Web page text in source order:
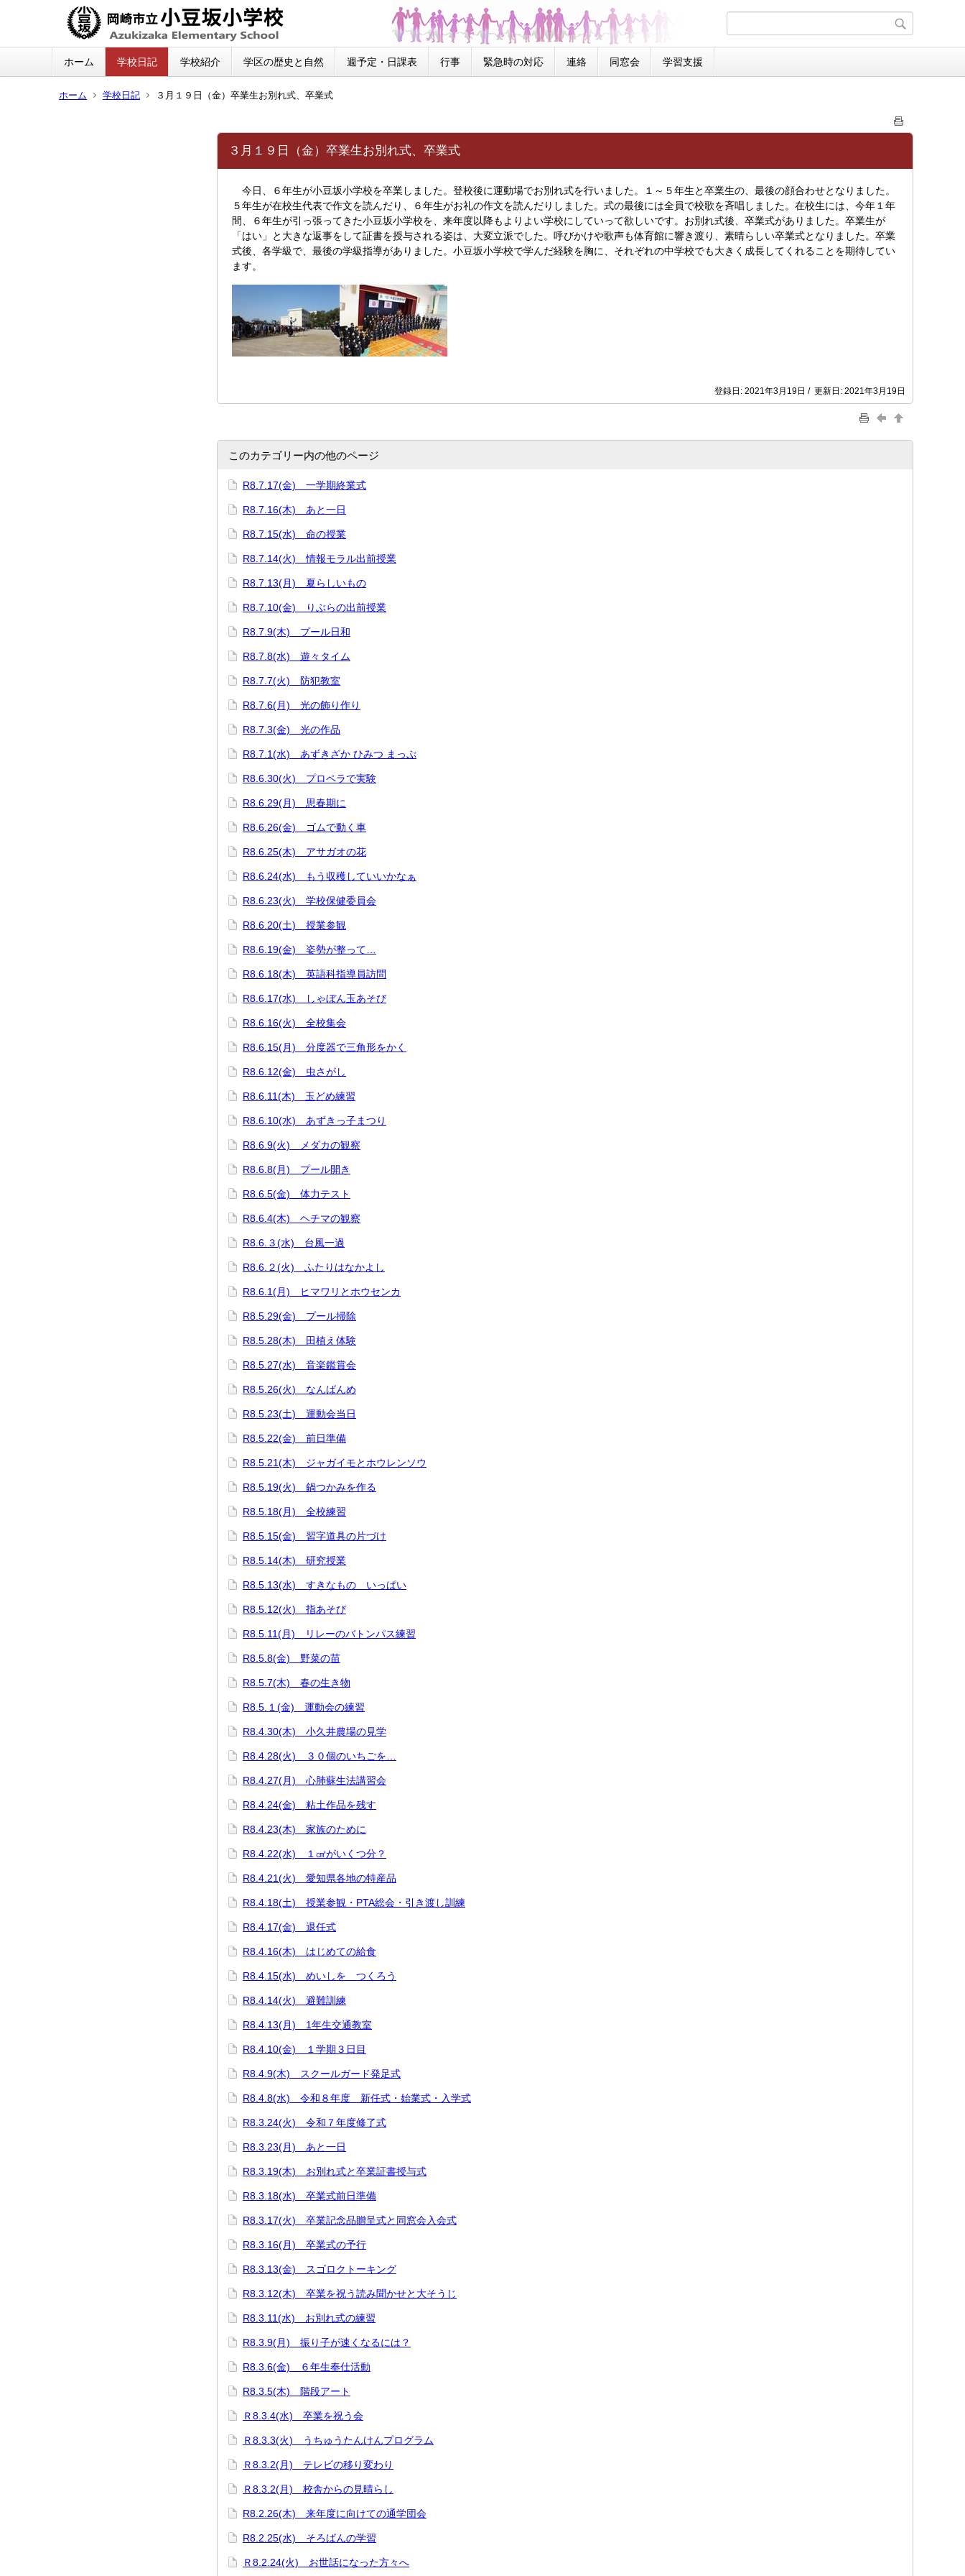
ホーム 学校日記 学校紹介 学区の歴史と自然 週予定・日課表 行事 緊急時の対応 連絡 同窓会 学習支援
ホーム 学校日記 ３月１９日（金）卒業生お別れ式、卒業式
３月１９日（金）卒業生お別れ式、卒業式
今日、６年生が小豆坂小学校を卒業しました。登校後に運動場でお別れ式を行いました。１～５年生と卒業生の、最後の顔合わせとなりました。
５年生が在校生代表で作文を読んだり、６年生がお礼の作文を読んだりしました。式の最後には全員で校歌を斉唱しました。在校生には、今年１年
間、６年生が引っ張ってきた小豆坂小学校を、来年度以降もよりよい学校にしていって欲しいです。お別れ式後、卒業式がありました。卒業生が
「はい」と大きな返事をして証書を授与される姿は、大変立派でした。呼びかけや歌声も体育館に響き渡り、素晴らしい卒業式となりました。卒業
式後、各学級で、最後の学級指導がありました。小豆坂小学校で学んだ経験を胸に、それぞれの中学校でも大きく成長してくれることを期待してい
ます。
登録日: 2021年3月19日 / 更新日: 2021年3月19日
このカテゴリー内の他のページ
R8.7.17(金) 一学期終業式
R8.7.16(木) あと一日
R8.7.15(水) 命の授業
R8.7.14(火) 情報モラル出前授業
R8.7.13(月) 夏らしいもの
R8.7.10(金) りぶらの出前授業
R8.7.9(木) プール日和
R8.7.8(水) 遊々タイム
R8.7.7(火) 防犯教室
R8.7.6(月) 光の飾り作り
R8.7.3(金) 光の作品
R8.7.1(水) あずきざか ひみつ まっぷ
R8.6.30(火) プロペラで実験
R8.6.29(月) 思春期に
R8.6.26(金) ゴムで動く車
R8.6.25(木) アサガオの花
R8.6.24(水) もう収穫していいかなぁ
R8.6.23(火) 学校保健委員会
R8.6.20(土) 授業参観
R8.6.19(金) 姿勢が整って…
R8.6.18(木) 英語科指導員訪問
R8.6.17(水) しゃぼん玉あそび
R8.6.16(火) 全校集会
R8.6.15(月) 分度器で三角形をかく
R8.6.12(金) 虫さがし
R8.6.11(木) 玉どめ練習
R8.6.10(水) あずきっ子まつり
R8.6.9(火) メダカの観察
R8.6.8(月) プール開き
R8.6.5(金) 体力テスト
R8.6.4(木) ヘチマの観察
R8.6.３(水) 台風一過
R8.6.２(火) ふたりはなかよし
R8.6.1(月) ヒマワリとホウセンカ
R8.5.29(金) プール掃除
R8.5.28(木) 田植え体験
R8.5.27(水) 音楽鑑賞会
R8.5.26(火) なんばんめ
R8.5.23(土) 運動会当日
R8.5.22(金) 前日準備
R8.5.21(木) ジャガイモとホウレンソウ
R8.5.19(火) 鍋つかみを作る
R8.5.18(月) 全校練習
R8.5.15(金) 習字道具の片づけ
R8.5.14(木) 研究授業
R8.5.13(水) すきなもの いっぱい
R8.5.12(火) 指あそび
R8.5.11(月) リレーのバトンパス練習
R8.5.8(金) 野菜の苗
R8.5.7(木) 春の生き物
R8.5.１(金) 運動会の練習
R8.4.30(木) 小久井農場の見学
R8.4.28(火) ３０個のいちごを…
R8.4.27(月) 心肺蘇生法講習会
R8.4.24(金) 粘土作品を残す
R8.4.23(木) 家族のために
R8.4.22(水) １㎤がいくつ分？
R8.4.21(火) 愛知県各地の特産品
R8.4.18(土) 授業参観・PTA総会・引き渡し訓練
R8.4.17(金) 退任式
R8.4.16(木) はじめての給食
R8.4.15(水) めいしを つくろう
R8.4.14(火) 避難訓練
R8.4.13(月) 1年生交通教室
R8.4.10(金) １学期３日目
R8.4.9(木) スクールガード発足式
R8.4.8(水) 令和８年度 新任式・始業式・入学式
R8.3.24(火) 令和７年度修了式
R8.3.23(月) あと一日
R8.3.19(木) お別れ式と卒業証書授与式
R8.3.18(水) 卒業式前日準備
R8.3.17(火) 卒業記念品贈呈式と同窓会入会式
R8.3.16(月) 卒業式の予行
R8.3.13(金) スゴロクトーキング
R8.3.12(木) 卒業を祝う読み聞かせと大そうじ
R8.3.11(水) お別れ式の練習
R8.3.9(月) 振り子が速くなるには？
R8.3.6(金) ６年生奉仕活動
R8.3.5(木) 階段アート
Ｒ8.3.4(水) 卒業を祝う会
Ｒ8.3.3(火) うちゅうたんけんプログラム
Ｒ8.3.2(月) テレビの移り変わり
Ｒ8.3.2(月) 校舎からの見晴らし
R8.2.26(木) 来年度に向けての通学団会
R8.2.25(水) そろばんの学習
Ｒ8.2.24(火) お世話になった方々へ